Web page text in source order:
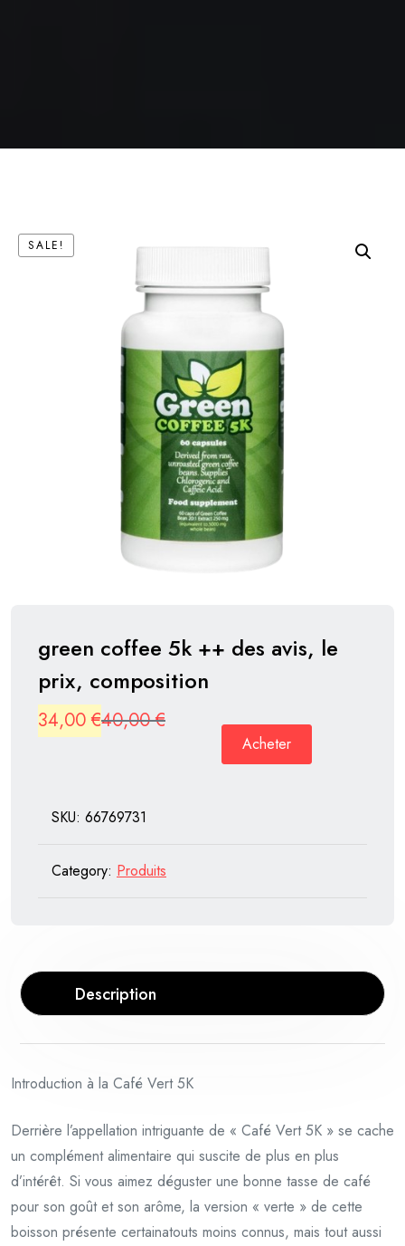
SALE!
green coffee 5k ++ des avis, le
prix, composition
40,00€Original
34,00 €
Current
Acheter
SKU: 66769731
Category: Produits
Description
Introduction à la Café Vert 5K
Derrière l’appellation intriguante de « Café Vert 5K » se cache
un complément alimentaire qui suscite de plus en plus
d’intérêt. Si vous aimez déguster une bonne tasse de café
pour son goût et son arôme, la version « verte » de cette
boisson présente certainatouts moins connus, mais tout aussi